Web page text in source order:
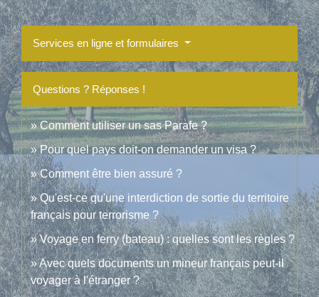
Services en ligne et formulaires
Questions ? Réponses !
Comment utiliser un sas Parafe ?
Pour quel pays doit-on demander un visa ?
Comment être bien assuré ?
Qu'est-ce qu'une interdiction de sortie du territoire
français pour terrorisme ?
Voyage en ferry (bateau) : quelles sont les règles ?
Avec quels documents un mineur français peut-il
voyager à l'étranger ?